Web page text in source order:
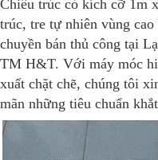
Chiêu trúc có kích cỡ 1m
trúc, tre tự nhiên vùng
chuyền bán thủ công tại
TM H&T. Với máy móc
xuất chặt chẽ, chúng tôi
mãn những tiêu chuẩn